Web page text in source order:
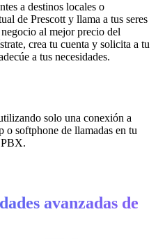
a destinos locales o
de Prescott y llama a tus seres
al mejor precio del
crea tu cuenta y solicita a tu
a tus necesidades.
solo una conexión a
o softphone de llamadas en tu
avanzadas de